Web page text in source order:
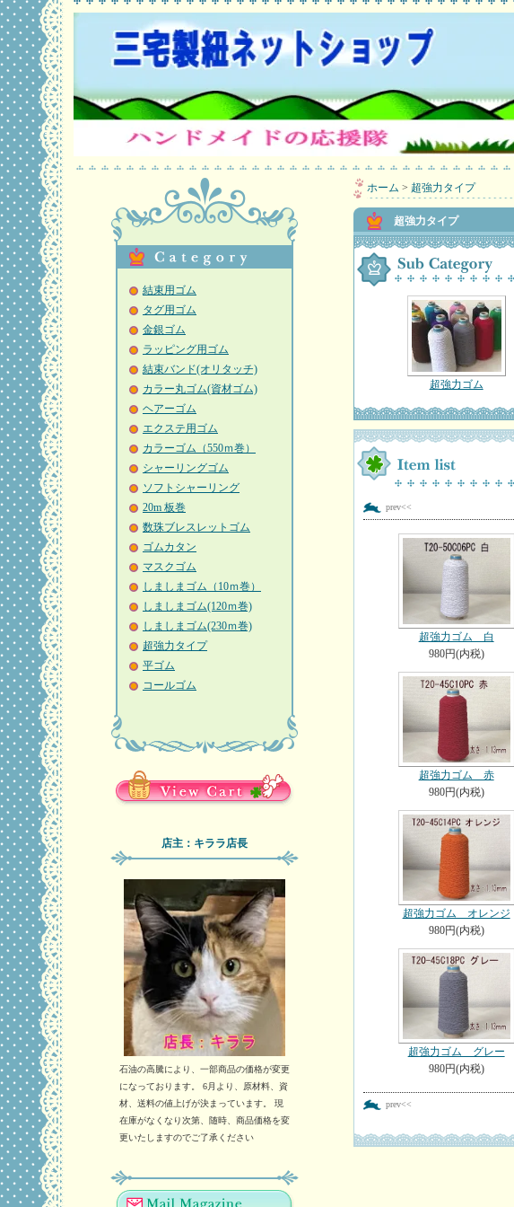
結束用ゴム
タグ用ゴム
金銀ゴム
ラッピング用ゴム
結束バンド(オリタッチ)
カラー丸ゴム(資材ゴム)
ヘアーゴム
エクステ用ゴム
カラーゴム（550ｍ巻）
シャーリングゴム
ソフトシャーリング
20m 板巻
数珠ブレスレットゴム
ゴムカタン
マスクゴム
しましまゴム（10ｍ巻）
しましまゴム(120ｍ巻)
しましまゴム(230ｍ巻)
超強力タイプ
平ゴム
コールゴム
店主：キララ店長
石油の高騰により、一部商品の価格が変更
になっております。 6月より、原材料、資
材、送料の値上げが決まっています。 現
在庫がなくなり次第、随時、商品価格を変
更いたしますのでご了承ください
ホーム > 超強力タイプ
超強力タイプ
超強力ゴム
prev<<
超強力ゴム 白
980円(内税)
超強力ゴム 赤
980円(内税)
超強力ゴム オレンジ
980円(内税)
超強力ゴム グレー
980円(内税)
prev<<